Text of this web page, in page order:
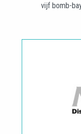
vijf bomb-